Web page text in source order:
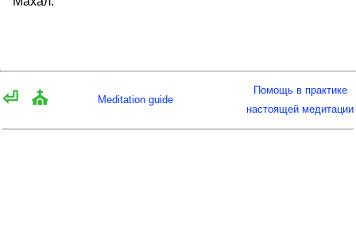
⏎ ⛪ Meditation guide
Помощь в практике
настоящей медитации